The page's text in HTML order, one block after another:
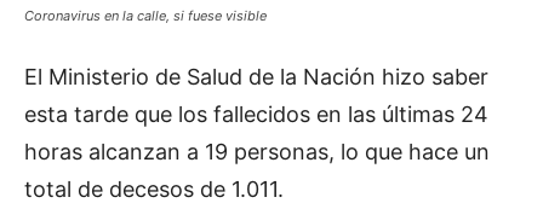
Coronavirus en la calle, si fuese visible
El Ministerio de Salud de la Nación hizo saber
esta tarde que los fallecidos en las últimas 24
horas alcanzan a 19 personas, lo que hace un
total de decesos de 1.011.